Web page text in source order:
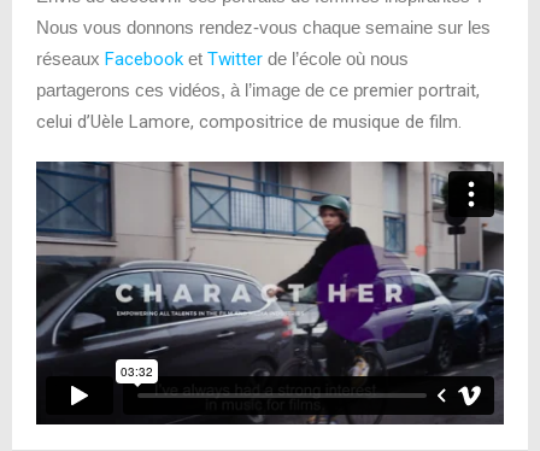
Nous vous donnons rendez-vous chaque semaine sur les
réseaux Facebook et Twitter de l’école où nous
partagerons ces vidéos, à l’image de ce premier portrait,
celui d’Uèle Lamore, compositrice de musique de film.